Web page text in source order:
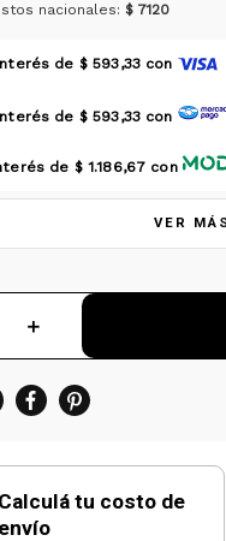
nacionales: $ 7120
de $ 593,33con
de $ 593,33con
de $ 1.186,67 con
VER
＋
Calculá tu costo de
envío